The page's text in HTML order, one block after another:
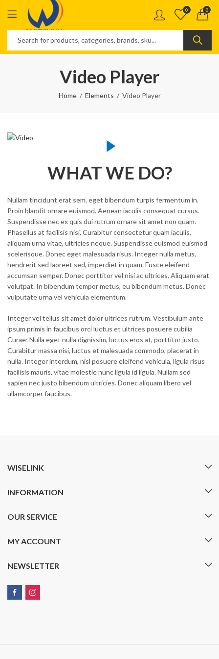
0 0
Video Player
Home Elements Video Player
WHAT WE DO?
Nullam tincidunt erat sem, eget bibendum turpis fermentum in.
Proin blandit ornare euismod. Aenean iaculis consequat cursus.
Suspendisse nec ex quis dui rutrum ornare sit amet non quam.
Phasellus at facilisis nisi. Curabitur consectetur quam iaculis,
aliquam urna vitae, ultricies neque. Suspendisse euismod euismod
scelerisque. Donec eget malesuada risus. Integer nulla metus,
hendrerit sed laoreet sed, imperdiet in quam. Fusce eleifend
accumsan semper. Donec porttitor vel nisi ac ultrices. Aliquam erat
volutpat. In bibendum tempor metus, eu bibendum metus. Donec
vulputate urna vel vehicula elementum.
Integer vel tellus sit amet dolor ultrices rutrum. Vestibulum ante
ipsum primis in faucibus orci luctus et ultrices posuere cubilia
Curae; Nulla eget nulla dignissim, luctus eros at, porttitor justo.
Curabitur massa nisi, luctus et malesuada commodo, placerat in
nulla. Integer interdum, nisl posuere eleifend vehicula, ligula risus
facilisis mauris, vitae molestie nunc ligula id ligula. Nullam sed
sapien nec justo bibendum ultricies. Donec aliquam libero vel
ullamcorper faucibus.
WISELINK
INFORMATION
OUR SERVICE
MY ACCOUNT
NEWSLETTER